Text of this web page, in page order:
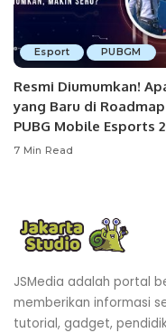
Esport PUBGM
Resmi Diumumkan!
yang Baru di Roadmap
PUBG Mobile Esports
7 Min Read
JSMedia adalah portal
memberikan informasi
tutorial, gadget,